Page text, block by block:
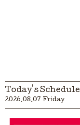
Today's Schedule
2026.08.07 Friday